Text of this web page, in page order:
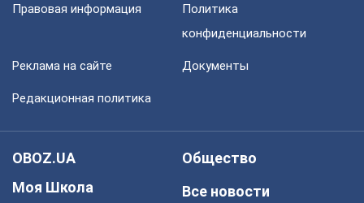
Правовая информация
Политика
конфиденциальности
Реклама на сайте Документы
Редакционная политика
OBOZ.UA
Моя Школа
Общество
Все новости